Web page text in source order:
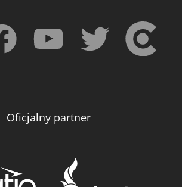
Oficjalny partner